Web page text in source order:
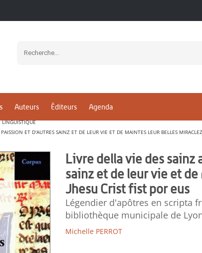
Auteurs Éditeurs Agenda
LINGUISTIQUE
ET D'AUTRES SAINZ ET DE LEUR VIE ET DE MAINTES LEUR BELLES
Livre della vie des sainz
sainz et de leur vie et
Jhesu Crist fist por eus
Légendier d'apôtres en scripta
bibliothèque municipale de
Michelle PERROT